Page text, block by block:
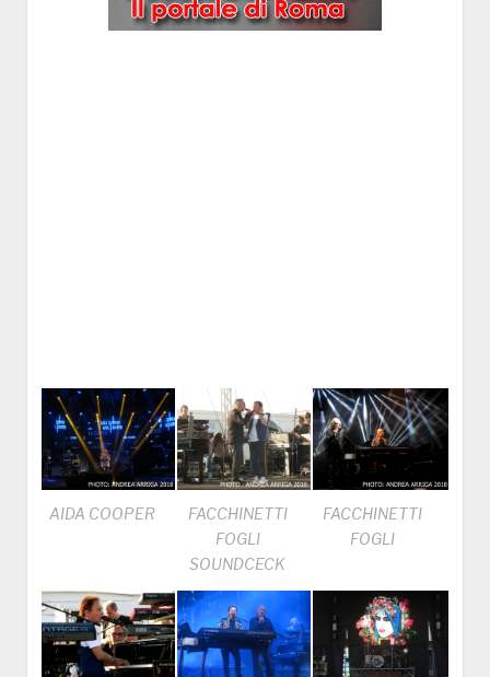
AIDA COOPER
FACCHINETTI
FOGLI
SOUNDCECK
FACCHINETTI
FOGLI